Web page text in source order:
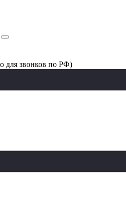
для звонков по РФ)